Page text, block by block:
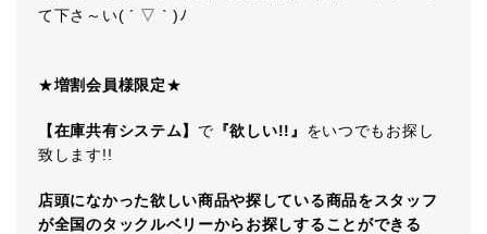
て下さ～い( ´ ▽ ` )ﾉ
★増割会員様限定★
【在庫共有システム】 で 『欲しい!!』 をいつでもお探し
致します!!
店頭になかった欲しい商品や探している商品をスタッフ
が全国のタックルベリーからお探しすることができる